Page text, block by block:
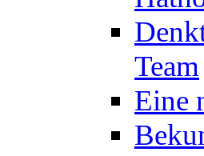
Team
Eine